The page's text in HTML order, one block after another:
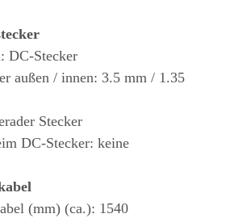
DC-Stecker
außen / innen: 3.5 mm / 1.35
Stecker
DC-Stecker: keine
(mm) (ca.): 1540